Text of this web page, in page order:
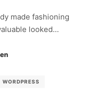
made fashioning
looked…
WORDPRESS